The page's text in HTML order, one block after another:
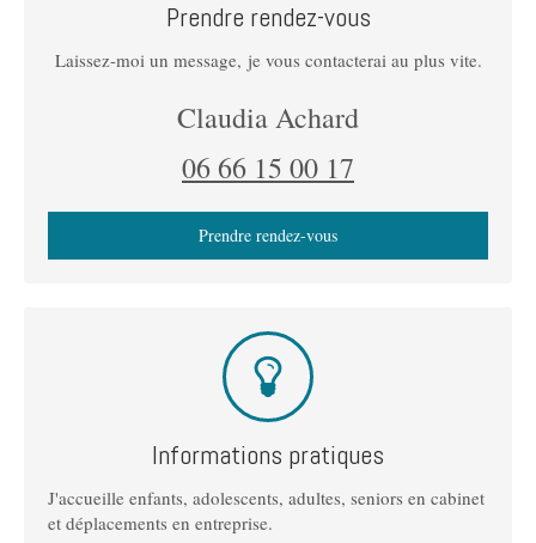
Prendre rendez-vous
Laissez-moi un message, je vous contacterai au plus vite.
Claudia Achard
06 66 15 00 17
Prendre rendez-vous
Informations pratiques
J'accueille enfants, adolescents, adultes, seniors en cabinet
et déplacements en entreprise.